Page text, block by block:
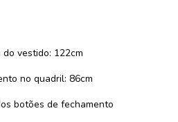
vestido: 122cm
no quadril: 86cm
botões de fechamento